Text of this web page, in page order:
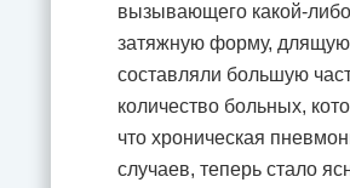
вызывающего какой-либо
затяжную форму,
составляли большую
количество больных,
что хроническая
случаев, теперь стало